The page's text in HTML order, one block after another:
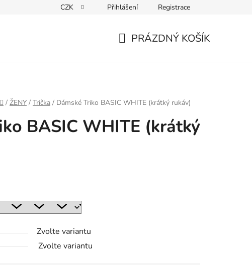
Podmínky ochrany osobních údajů
CZK Přihlášení Registrace
PRÁZDNÝ KOŠÍK
Domů
/ ŽENY / Trička / Dámské Triko BASIC WHITE (krátký rukáv)
BASIC WHITE (krátký
Zvolte variantu
Zvolte variantu